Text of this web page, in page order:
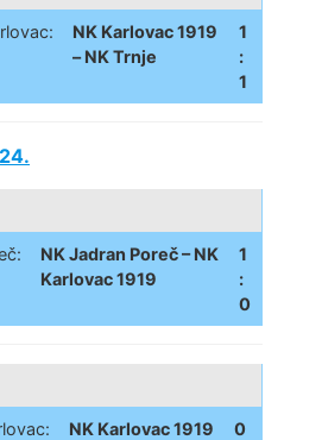
NK Karlovac 1919
– NK Trnje
1
:
1
NK Jadran Poreč – NK
Karlovac 1919
1
:
0
NK Karlovac 1919
0